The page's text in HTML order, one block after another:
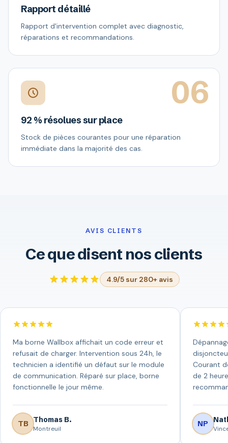
Rapport détaillé
Rapport d'intervention complet avec diagnostic,
réparations et recommandations.
06
92 % résolues sur place
Stock de pièces courantes pour une réparation
immédiate dans la majorité des cas.
AVIS CLIENTS
Ce que disent nos clients
4.9/5 sur 280+ avis
Ma borne Wallbox affichait un code erreur et
refusait de charger. Intervention sous 24h, le
technicien a identifié un défaut sur le module
de communication. Réparé sur place, borne
fonctionnelle le jour même.
TB Thomas B.
Montreuil
Courant
de 2
NP